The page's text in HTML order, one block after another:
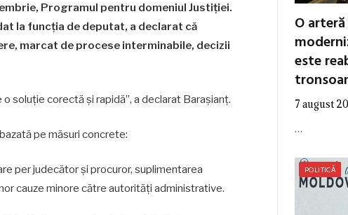
Programul pentru domeniul Justiției.
la funcția de deputat, a declarat că
marcat de procese interminabile, decizii
soluție corectă și rapidă”, a declarat Barașianț.
pe măsuri concrete:
per judecător și procuror, suplimentarea
cauze minore către autorități administrative.
O
este
7 august
…
POLITICĂ